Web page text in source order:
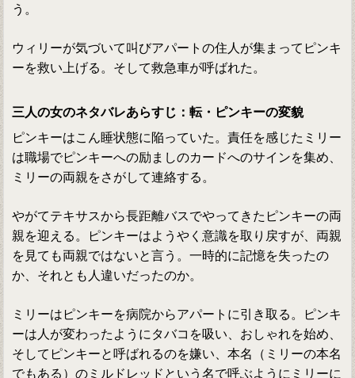
う。
ウィリーが気づいて叫びアパートの住人が集まってピンキ
ーを救い上げる。そして救急車が呼ばれた。
三人の女のネタバレあらすじ：転・ピンキーの変貌
ピンキーはこん睡状態に陥っていた。責任を感じたミリー
は職場でピンキーへの励ましのカードへのサインを集め、
ミリーの両親をさがして連絡する。
やがてテキサスから長距離バスでやってきたピンキーの両
親を迎える。ピンキーはようやく意識を取り戻すが、両親
を見ても両親ではないと言う。一時的に記憶を失ったの
か、それとも人違いだったのか。
ミリーはピンキーを病院からアパートに引き取る。ピンキ
ーは人が変わったようにタバコを吸い、おしゃれを始め、
そしてピンキーと呼ばれるのを嫌い、本名（ミリーの本名
でもある）のミルドレッドという名で呼ぶようにミリーに